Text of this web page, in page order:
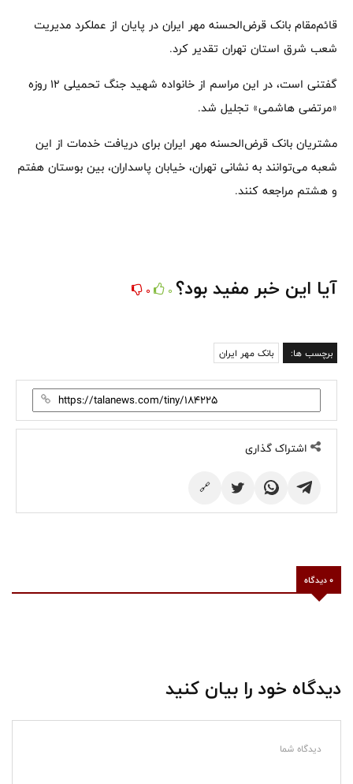
قائم‌مقام بانک قرض‌الحسنه مهر ایران در پایان از عملکرد مدیریت
شعب شرق استان تهران تقدیر کرد.
گفتنی است، در این مراسم از خانواده شهید جنگ تحمیلی ۱۲ روزه
«مرتضی هاشمی» تجلیل شد.
مشتریان بانک قرض‌الحسنه مهر ایران برای دریافت خدمات از این
شعبه می‌توانند به نشانی تهران، خیابان پاسداران، بین بوستان هفتم
و هشتم مراجعه کنند.
آیا این خبر مفید بود؟ 0
0
برچسب ها: بانک مهر ایران
اشتراک گذاری
🔗
0 دیدگاه
دیدگاه خود را بیان کنید